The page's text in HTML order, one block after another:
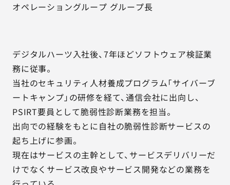
オペレーショングループ グループ長
デジタルハーツ入社後、7年ほどソフトウェア検証業
務に従事。
当社のセキュリティ人材養成プログラム「サイバーブ
ートキャンプ」の研修を経て、通信会社に出向し、
PSIRT要員として脆弱性診断業務を担当。
出向での経験をもとに自社の脆弱性診断サービスの
起ち上げに参画。
現在はサービスの主幹として、サービスデリバリーだ
けでなくサービス改良やサービス開発などの業務を